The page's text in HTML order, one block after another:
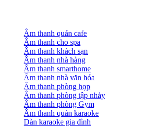
Âm thanh quán cafe
Âm thanh cho spa
Âm thanh khách sạn
Âm thanh nhà hàng
Âm thanh smarthome
Âm thanh nhà văn hóa
Âm thanh phòng họp
Âm thanh phòng tập nhảy
Âm thanh phòng Gym
Âm thanh quán karaoke
Dàn karaoke gia đình